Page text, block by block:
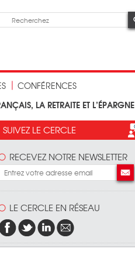
CONFÉRENCES
LA RETRAITE ET L’ÉPARGNE
SUIVEZ LE CERCLE
RECEVEZ NOTRE NEWSLETTER
LE CERCLE EN RÉSEAU